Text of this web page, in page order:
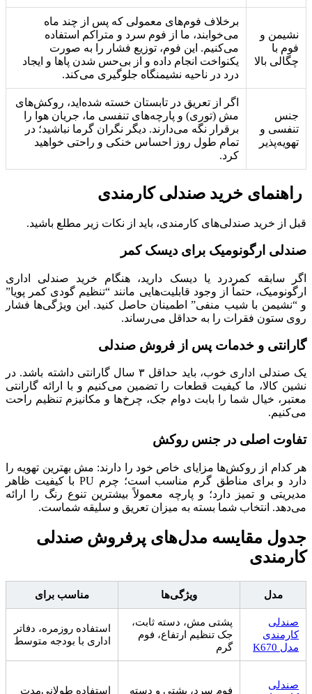
نشیمن و
فوم با
چگالی بالا
برخلاف فوم‌های معمولی که پس از چند ماه
می‌خوابند، ما از فوم سرد و متراکم استفاده
می‌کنیم. این فوم، توزیع فشار را به صورت
یکنواخت انجام داده و از بی‌حس شدن پاها و ایجاد
درد در ناحیه نشیمنگاه جلوگیری می‌کند.
جنس
تنفسی و
تهویه‌پذیر
اگر از تعریق در تابستان خسته شده‌اید، روکش‌های
مش (توری) و پارچه‌های تنفسی ما، جریان هوا را
برقرار نگه می‌دارند. دیگر نگران گرما نباشید؛ در
تمام طول روز احساس خنکی و راحتی خواهید
کرد.
راهنمای خرید صندلی کارمندی
قبل از خرید صندلی‌های کارمندی، باید از نکات زیر مطلع باشید.
صندلی ارگونومیک برای دیسک کمر
اگر سابقه کمردرد یا دیسک دارید، هنگام خرید صندلی اداری
ارگونومیک، حتماً از وجود قابلیت‌هایی مانند “تنظیم گودی کمر پویا”
و “نشیمن با شیب منفی” اطمینان حاصل کنید. این ویژگی‌ها فشار
روی ستون فقرات را به حداقل می‌رساند.
گارانتی و خدمات پس از فروش صندلی
یک صندلی اداری خوب، باید حداقل ۳ سال گارانتی داشته باشد. در
نشین کالا، ما کیفیت قطعات را تضمین می‌کنیم و با ارائه گارانتی
معتبر، خیال شما را بابت دوام جک، چرخ‌ها و مکانیزم تنظیم راحت
می‌کنیم.
تفاوت اصلی در جنس روکش
هر کدام از روکش‌ها مزایای خاص خود را دارند: مش بهترین تهویه را
دارد و برای مناطق گرم مناسب است؛ چرم PU با کیفیت ظاهر
مدیریتی و تمیز دارد؛ و پارچه معمولاً بیشترین تنوع رنگ را ارائه
می‌دهد. انتخاب شما بسته به میزان تعریق و سلیقه شماست.
جدول مقایسه مدل‌های پرفروش صندلی
کارمندی
مدل ویژگی‌ها مناسب برای
صندلی
کارمندی
مدل K670
پشتی مش، دسته ثابت،
جک تنظیم ارتفاع، فوم
گرم
استفاده روزمره، دفاتر
اداری با بودجه متوسط
صندلی
فوم سرد، پشتی و دسته استفاده طولانی‌مدت